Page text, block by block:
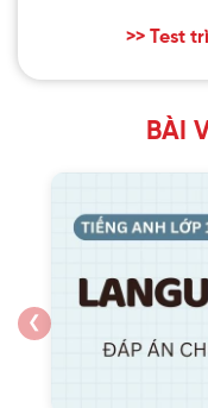
>> Test
BÀI
❮